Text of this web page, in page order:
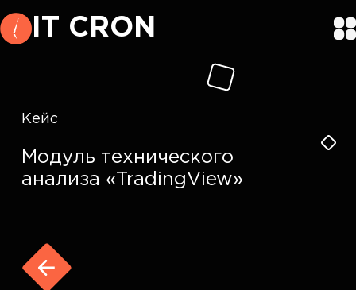
IT CRON
Кейс
Модуль технического
анализа «TradingView»